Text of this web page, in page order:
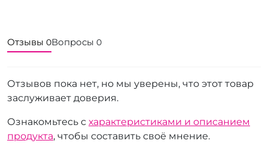
Отзывы 0Вопросы 0
Отзывов пока нет, но мы уверены, что этот товар
заслуживает доверия.
Ознакомьтесь с характеристиками и описанием
продукта, чтобы составить своё мнение.